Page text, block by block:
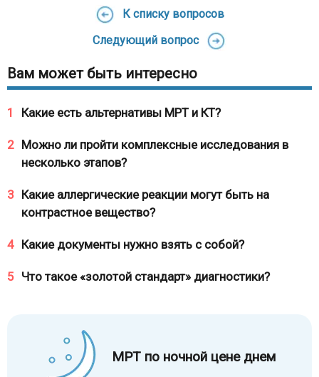
МРТ по ночной цене днем
К списку вопросов
Следующий вопрос
Вам может быть интересно
1 Какие есть альтернативы МРТ и КТ?
2
Можно ли пройти комплексные исследования в
несколько этапов?
3 Какие аллергические реакции могут быть на
контрастное вещество?
4 Какие документы нужно взять с собой?
5 Что такое «золотой стандарт» диагностики?